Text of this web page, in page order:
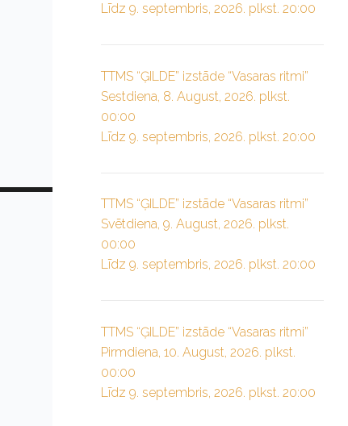
Līdz 9. septembris, 2026. plkst. 20:00
TTMS “ĢILDE” izstāde “Vasaras ritmi”
Sestdiena, 8. August, 2026. plkst.
00:00
Līdz 9. septembris, 2026. plkst. 20:00
TTMS “ĢILDE” izstāde “Vasaras ritmi”
Svētdiena, 9. August, 2026. plkst.
00:00
Līdz 9. septembris, 2026. plkst. 20:00
TTMS “ĢILDE” izstāde “Vasaras ritmi”
Pirmdiena, 10. August, 2026. plkst.
00:00
Līdz 9. septembris, 2026. plkst. 20:00